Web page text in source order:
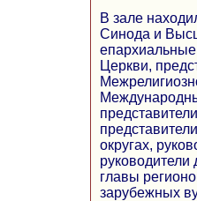
В зале
Синода и
Церкви,
округах,
главы
зарубежных